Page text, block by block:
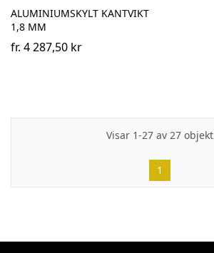
ALUMINIUMSKYLT KANTVIKT
1,8 MM
fr. 4 287,50 kr
Visar 1-27 av 27 objekt
1